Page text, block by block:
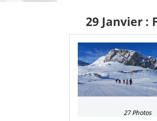
29 Janvier :
27 Photos